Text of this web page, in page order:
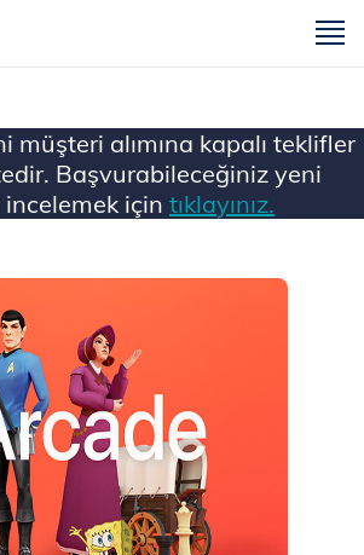
müşteri alımına kapalı teklifler
Başvurabileceğiniz yeni
için tıklayınız.